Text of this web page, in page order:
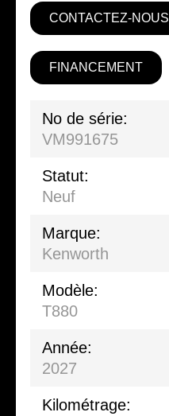
CONTACTEZ-NOUS
FINANCEMENT
No de série:
VM991675
Statut:
Neuf
Marque:
Kenworth
Modèle:
T880
Année:
2027
Kilométrage: